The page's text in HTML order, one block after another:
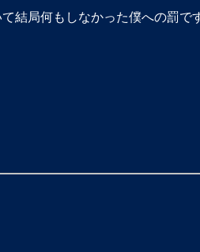
結局何もしなかった僕への罰